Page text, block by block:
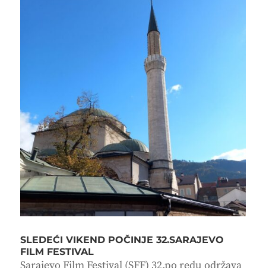
SLEDEĆI VIKEND POČINJE 32.SARAJEVO
FILM FESTIVAL
Sarajevo Film Festival (SFF) 32.po redu održava